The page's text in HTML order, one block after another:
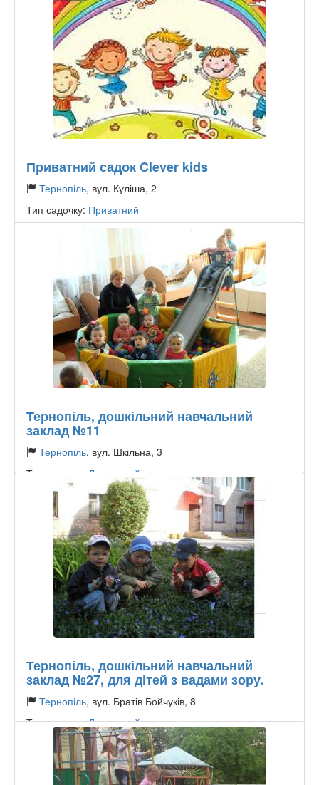
Приватний садок Clever kids
Тернопіль, вул. Куліша, 2
Тип садочку: Приватний
Тернопіль, дошкільний навчальний
заклад №11
Тернопіль, вул. Шкільна, 3
Тип садочку:Державний
Тернопіль, дошкільний навчальний
заклад №27, для дітей з вадами зору.
Тернопіль, вул. Братів Бойчуків, 8
Тип садочку:Державний